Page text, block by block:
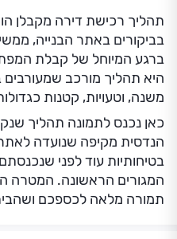
תהליך רכישת דירה מקבלן
בביקורים באתר הבנייה,
ברגע המיוחל של קבלת
היא תהליך מורכב שמעורבים
משנה, וטעויות, קטנות
כאן נכנס לתמונה תהליך
הנדסית מקיפה שנועדה לאתר
בטיחותיות עוד לפני
המגורים הראשונה. המטרה
תמורה מלאה לכספכם